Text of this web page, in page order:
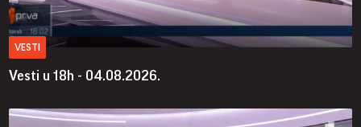
VESTI
Vesti u 18h - 04.08.2026.